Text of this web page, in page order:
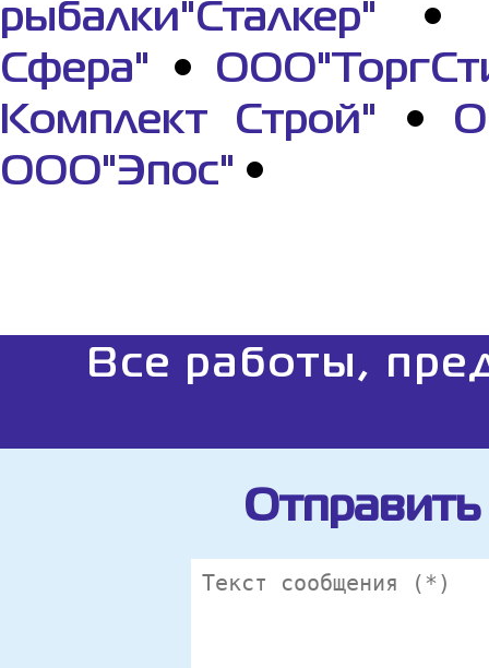
рыбалки"Сталкер" •
Сфера" •
Комплект Строй" •
ООО"Эпос" •
Все работы,
Отправить